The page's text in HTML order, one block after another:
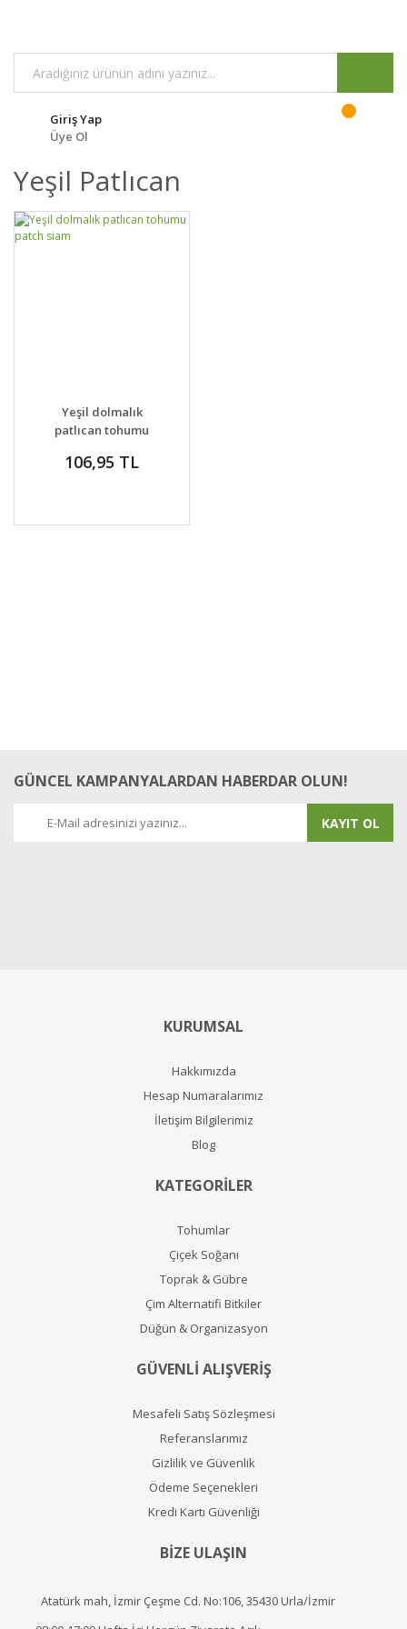
Giriş Yap
Üye Ol
Yeşil Patlıcan
DETAYLAR SEPETE EKLE
Yeşil dolmalık
patlıcan tohumu
106,95 TL
GÜNCEL KAMPANYALARDAN HABERDAR OLUN!
KAYIT OL
KURUMSAL
Hakkımızda
Hesap Numaralarımız
İletişim Bilgilerimiz
Blog
KATEGORİLER
Tohumlar
Çiçek Soğanı
Toprak & Gübre
Çim Alternatifi Bitkiler
Düğün & Organizasyon
GÜVENLİ ALIŞVERİŞ
Mesafeli Satış Sözleşmesi
Referanslarımız
Gizlilik ve Güvenlik
Ödeme Seçenekleri
Kredi Kartı Güvenliği
BİZE ULAŞIN
Atatürk mah, İzmir Çeşme Cd. No:106, 35430 Urla/İzmir